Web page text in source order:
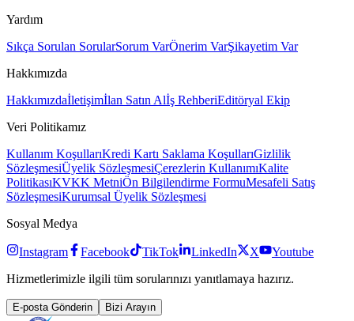
Yardım
Sıkça Sorulan SorularSorum VarÖnerim VarŞikayetim Var
Hakkımızda
Hakkımızdaİletişimİlan Satın Alİş RehberiEditöryal Ekip
Veri Politikamız
Kullanım KoşullarıKredi Kartı Saklama KoşullarıGizlilik
SözleşmesiÜyelik SözleşmesiÇerezlerin KullanımıKalite
PolitikasıKVKK MetniÖn Bilgilendirme FormuMesafeli Satış
SözleşmesiKurumsal Üyelik Sözleşmesi
Sosyal Medya
Instagram Facebook TikTok LinkedIn X
Youtube
Hizmetlerimizle ilgili tüm sorularınızı yanıtlamaya hazırız.
E-posta Gönderin Bizi Arayın